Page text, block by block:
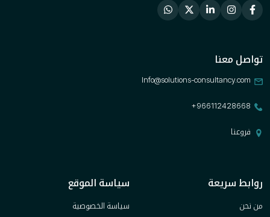
تواصل معنا
Info@solutions-consultancy.com
+966112428668
فروعنا
روابط سريعة
من نحن
سياسة الموقع
سياسة الخصوصية